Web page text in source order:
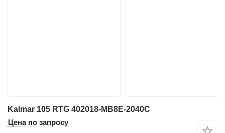
Kalmar 105 RTG 402018-MB8E-2040C
Цена по запросу